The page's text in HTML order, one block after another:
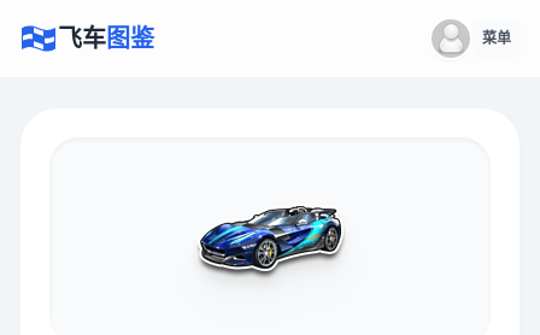
飞车图鉴 菜单